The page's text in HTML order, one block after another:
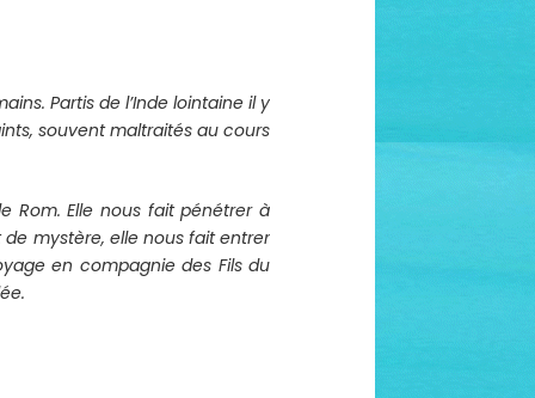
Partis de l’Inde lointaine il y
souvent maltraités au cours
Rom. Elle nous fait pénétrer à
mystère, elle nous fait entrer
en compagnie des Fils du